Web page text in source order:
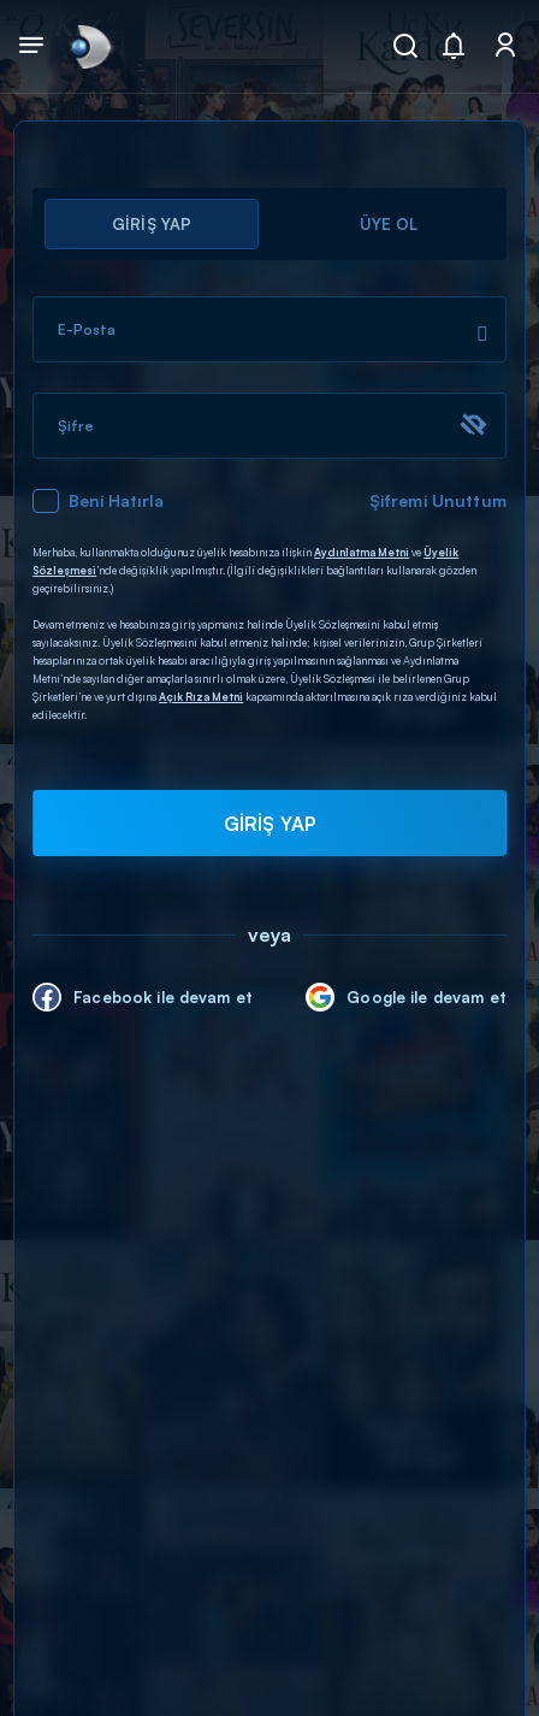
Arama
ARAMA SONUÇLARI
DİĞER SONUÇLAR
GİRİŞ YAP ÜYE OL
E-Posta
Şifre
Beni Hatırla Şifremi Unuttum
Merhaba, kullanmakta olduğunuz üyelik hesabınıza ilişkinAydınlatma Metni veÜyelik
Sözleşmesi’nde değişiklik yapılmıştır. (İlgili değişiklikleri bağlantıları kullanarak gözden
geçirebilirsiniz.)
Devam etmeniz ve hesabınıza giriş yapmanız halinde Üyelik Sözleşmesini kabul etmiş
sayılacaksınız. Üyelik Sözleşmesini kabul etmeniz halinde; kişisel verilerinizin, Grup Şirketleri
hesaplarınıza ortak üyelik hesabı aracılığıyla giriş yapılmasının sağlanması ve Aydınlatma
Metni’nde sayılan diğer amaçlarla sınırlı olmak üzere, Üyelik Sözleşmesi ile belirlenen Grup
Şirketleri’ne ve yurt dışınaAçık Rıza Metni kapsamında aktarılmasına açık rıza verdiğiniz kabul
edilecektir.
GİRİŞ YAP
veya
Facebook ile devam et Google ile devam et